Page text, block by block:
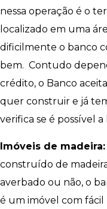
nessa operação é o
localizado em uma
dificilmente o banco
bem. Contudo
crédito, o Banco
quer construir e já
verifica se é possível a
Imóveis de madeira:
construído de
averbado ou não, o
é um imóvel com fácil